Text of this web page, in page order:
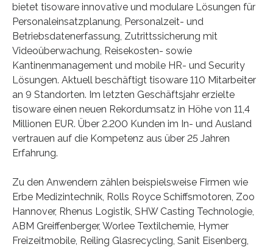
bietet tisoware innovative und modulare Lösungen für
Personaleinsatzplanung, Personalzeit- und
Betriebsdatenerfassung, Zutrittssicherung mit
Videoüberwachung, Reisekosten- sowie
Kantinenmanagement und mobile HR- und Security
Lösungen. Aktuell beschäftigt tisoware 110 Mitarbeiter
an 9 Standorten. Im letzten Geschäftsjahr erzielte
tisoware einen neuen Rekordumsatz in Höhe von 11,4
Millionen EUR. Über 2.200 Kunden im In- und Ausland
vertrauen auf die Kompetenz aus über 25 Jahren
Erfahrung.
Zu den Anwendern zählen beispielsweise Firmen wie
Erbe Medizintechnik, Rolls Royce Schiffsmotoren, Zoo
Hannover, Rhenus Logistik, SHW Casting Technologie,
ABM Greiffenberger, Worlee Textilchemie, Hymer
Freizeitmobile, Reiling Glasrecycling, Sanit Eisenberg,